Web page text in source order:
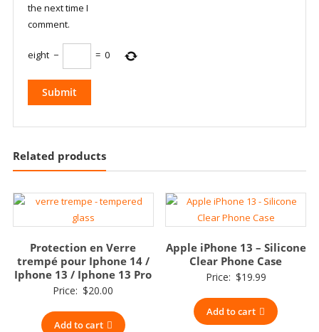
the next time I
comment.
eight − = 0
Related products
Protection en Verre
trempé pour Iphone 14 /
Iphone 13 / Iphone 13 Pro
Price: $20.00
Add to cart
Apple iPhone 13 – Silicone
Clear Phone Case
Price: $19.99
Add to cart